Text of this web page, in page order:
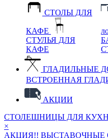
СТОЛЫ ДЛЯ
КАФЕ
СТУЛЬЯ ДЛЯ
КАФЕ
ГЛАДИЛЬНЫЕ
ВСТРОЕННАЯ
АКЦИИ
СТОЛЕШНИЦЫ ДЛЯ
×
АКЦИЯ!! ВЫСТАВОЧНЫЕ